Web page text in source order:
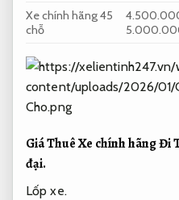
Xe chính hãng 45
chỗ
Giá Thuê Xe chính hãng Đi
đại.
Lốp xe.